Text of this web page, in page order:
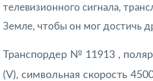
телевизионного сигнала,
Земле, чтобы он мог достичь
Транспордер № 11913 ,
(V), символьная скорость